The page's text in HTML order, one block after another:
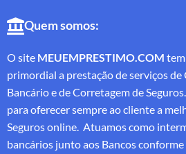
Quem somos:
O site MEUEMPRESTIMO.COM
primordial a prestação de serviços
Bancário e de Corretagem de
para oferecer sempre ao cliente a
Seguros online. Atuamos como
bancários junto aos Bancos